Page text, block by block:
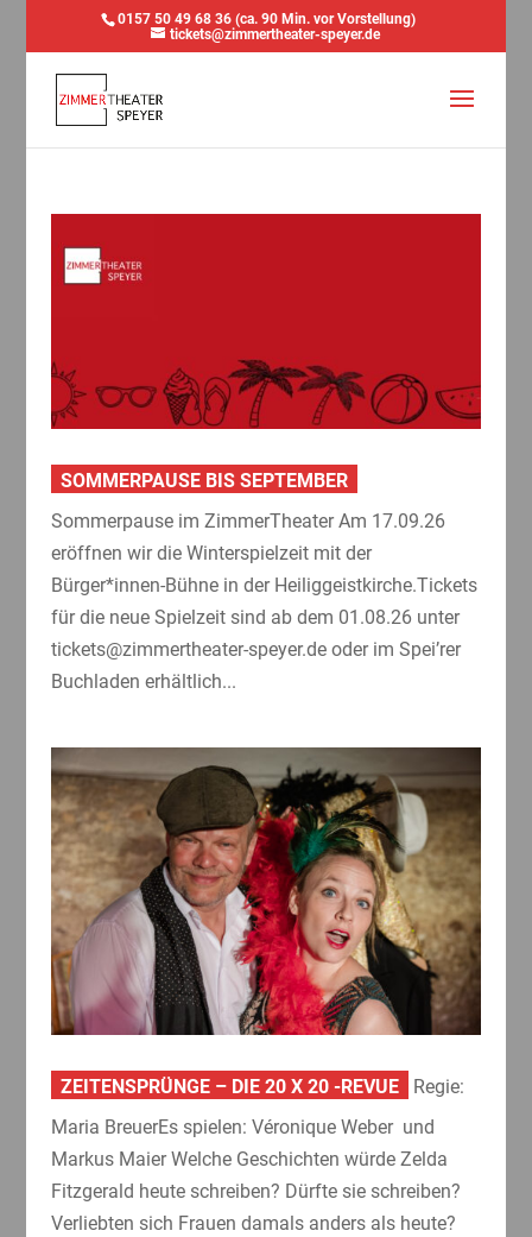
0157 50 49 68 36 (ca. 90 Min. vor Vorstellung)
tickets@zimmertheater-speyer.de
SOMMERPAUSE BIS SEPTEMBER
Sommerpause im ZimmerTheater Am 17.09.26
eröffnen wir die Winterspielzeit mit der
Bürger*innen-Bühne in der Heiliggeistkirche.Tickets
für die neue Spielzeit sind ab dem 01.08.26 unter
tickets@zimmertheater-speyer.de oder im Spei’rer
Buchladen erhältlich...
ZEITENSPRÜNGE – DIE 20 X 20 -REVUE
Regie:
Maria BreuerEs spielen: Véronique Weber und
Markus Maier Welche Geschichten würde Zelda
Fitzgerald heute schreiben? Dürfte sie schreiben?
Verliebten sich Frauen damals anders als heute?